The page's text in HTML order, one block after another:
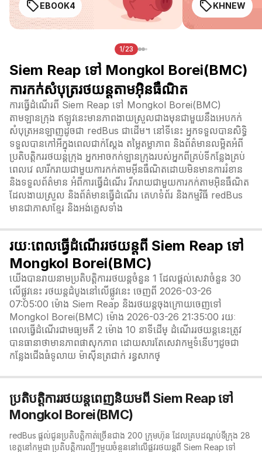
EBOOK4 KHNEW
1/23
Siem Reap ទៅ Mongkol Borei(BMC)
ការកក់សំបុត្ររថយន្តតាមអ៊ិនធឺណិត
ការធ្វើដំណើរពី Siem Reap ទៅ Mongkol Borei(BMC)
តាមឡានក្រុង ឥឡូវនេះមានភាពងាយស្រួលជាងមុនជាមួយនឹងអេបកក់
សំបុត្រអនឡាញដូចជា redBus ជាដើម។ នៅទីនេះ អ្នកទទួលបានសិទ្ធិ
ទទួលបានកៅអីក្នុងពេលជាក់ស្តែង តម្លៃតម្លាភាព និងព័ត៌មានលម្អិតអំពី
ប្រតិបត្តិកររថយន្តក្រុង អ្នកអាចកក់ឡានក្រុងរបស់អ្នកពីគ្រប់ទីកន្លែងគ្រប់
ពេលវេ លារីករាយជាមួយការកក់តាមអ៊ីនធឺណិតដោយមិនមានការរំខាន
និងទទួលព័ត៌មាន អំពីការធ្វើដំណើរ រីករាយជាមួយការកក់តាមអ៊ិនធឺណិត
ដែលងាយស្រួល និងព័ត៌មានធ្វើដំណើរ គេហទំព័រ និងកម្មវិធី redBus
មានជាភាសាខ្មែរ និងអង់គ្លេសទាំង
រយៈពេលធ្វើដំណើររថយន្តពី Siem Reap ទៅ
Mongkol Borei(BMC)
យើងបានរាយនាមប្រតិបត្តិការរថយន្តចំនួន 1 ដែលផ្តល់សេវាចំនួន 30
លើផ្លូវនេះ រថយន្តដំបូងនៅលើផ្លូវនេះ ចេញពី 2026-03-26
07:05:00 ម៉ោង Siem Reap និងរថយន្តចុងក្រោយចេញទៅ
Mongkol Borei(BMC) ម៉ោង 2026-03-26 21:35:00 រយៈ
ពេលធ្វើដំណើរជាមធ្យមគឺ 2 ម៉ោង 10 នាទី​ដើម្ ដំណើររថយន្តនេះត្រូវ
បានធានាថាមានភាពផាសុកភាព ដោយសារតែសេវាកម្មទំនើបៗដូចជា
កន្លែងជើងធំទូលាយ ម៉ាស៊ីនត្រជាក់ រន្ធសាកថ្
ប្រតិបត្តិការរថយន្តពេញនិយមពី Siem Reap ទៅ
Mongkol Borei(BMC)
redBus ផ្តល់ជូនប្រតិបត្តិកាត់ច្រើនជាង 200 ក្រុមហ៊ុន ដែលគ្របដណ្តប់ទីក្រុង 28
ខេត្តនៅកម្ពុជា ប្រតិបត្តិការល្បីៗមួយចំនួននៅលើផ្លូវរថយន្តពី Siem Reap ទៅ